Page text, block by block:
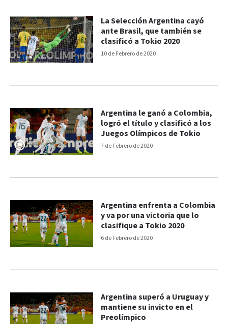
10 de Febrero de 2020
La Selección Argentina cayó
ante Brasil, que también se
clasificó a Tokio 2020
7 de Febrero de 2020
Argentina le ganó a Colombia,
logró el título y clasificó a los
Juegos Olímpicos de Tokio
6 de Febrero de 2020
Argentina enfrenta a Colombia
y va por una victoria que lo
clasifique a Tokio 2020
Argentina superó a Uruguay y
mantiene su invicto en el
Preolímpico